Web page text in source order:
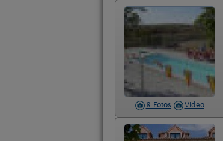
8 Fotos Video